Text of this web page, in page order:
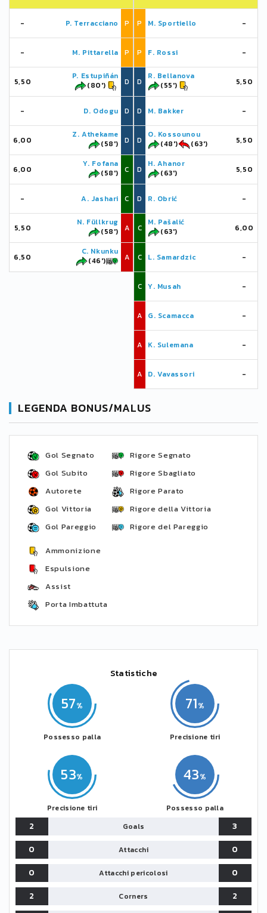
- P. Terracciano P
- M. Pittarella P
5,50
P. Estupiñán
(80')
D
- D. Odogu D
6,00
Z. Athekame
(58')
D
6,00
Y. Fofana
(58')
C
- A. Jashari C
5,50
N. Füllkrug
(58')
A
6,50
C. Nkunku
(46')
A
P M. Sportiello -
P F. Rossi -
D
R. Bellanova
(55')
5,50
D M. Bakker -
D
O. Kossounou
(48')
(63') 5,50
D
H. Ahanor
(63')
5,50
D R. Obrić -
C
M. Pašalić
(63')
6,00
C L. Samardzic -
C Y. Musah -
A G. Scamacca -
A K. Sulemana -
A D. Vavassori -
LEGENDA BONUS/MALUS
Gol Segnato
Gol Subito
Autorete
Gol Vittoria
Gol Pareggio
Rigore Segnato
Rigore Sbagliato
Rigore Parato
Rigore della Vittoria
Rigore del Pareggio
Ammonizione
Espulsione
Assist
Porta Imbattuta
Statistiche
57
Possesso palla
53
Precisione tiri
43
Possesso palla
71
Precisione tiri
2 Goals
3
0
Attacchi
0
0
Attacchi pericolosi
0
2
Corners 2